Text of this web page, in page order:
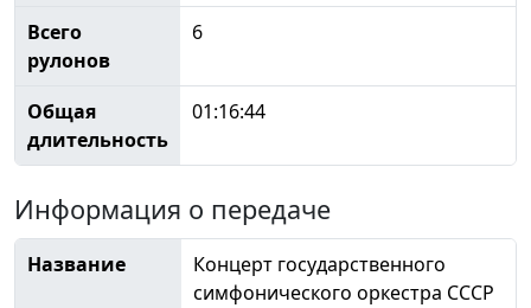
Всего
рулонов
6
Общая
длительность
01:16:44
Информация о передаче
Название
Концерт государственного
симфонического оркестра СССР